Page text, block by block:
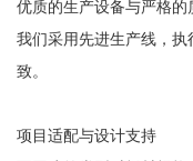
优质的生产设备与严格的
我们采用先进生产线，
致。
项目适配与设计支持